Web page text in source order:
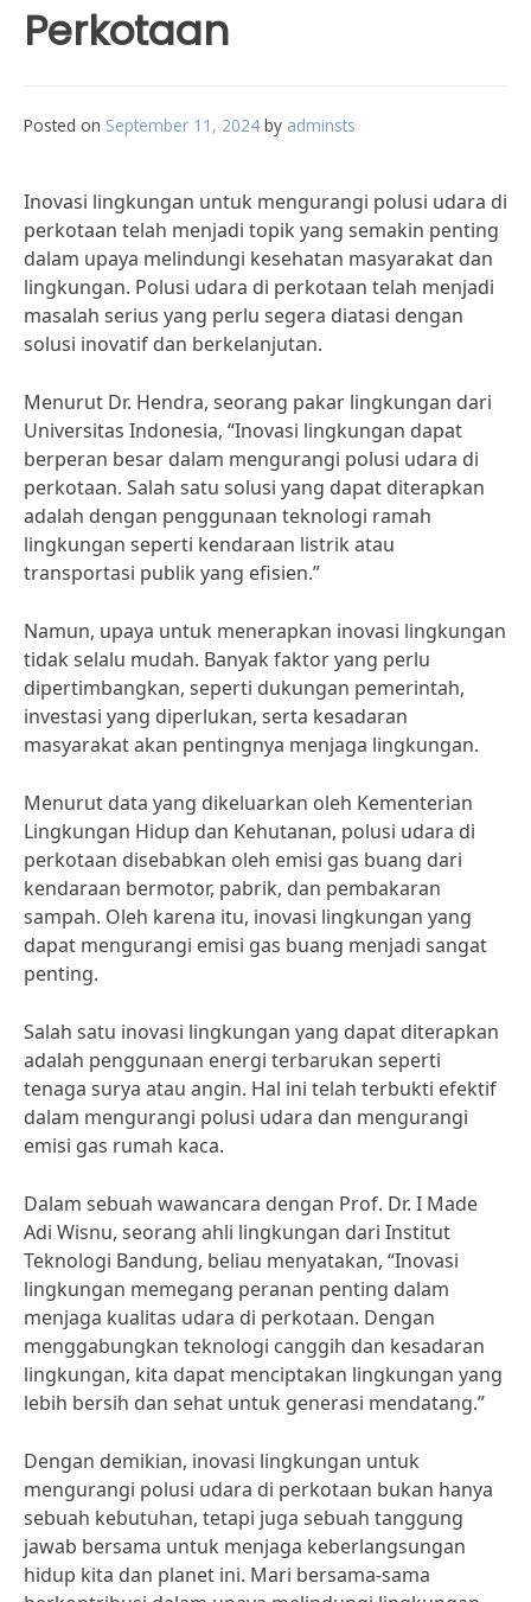
Perkotaan
Posted on September 11, 2024 by adminsts
Inovasi lingkungan untuk mengurangi polusi udara di
perkotaan telah menjadi topik yang semakin penting
dalam upaya melindungi kesehatan masyarakat dan
lingkungan. Polusi udara di perkotaan telah menjadi
masalah serius yang perlu segera diatasi dengan
solusi inovatif dan berkelanjutan.
Menurut Dr. Hendra, seorang pakar lingkungan dari
Universitas Indonesia, “Inovasi lingkungan dapat
berperan besar dalam mengurangi polusi udara di
perkotaan. Salah satu solusi yang dapat diterapkan
adalah dengan penggunaan teknologi ramah
lingkungan seperti kendaraan listrik atau
transportasi publik yang efisien.”
Namun, upaya untuk menerapkan inovasi lingkungan
tidak selalu mudah. Banyak faktor yang perlu
dipertimbangkan, seperti dukungan pemerintah,
investasi yang diperlukan, serta kesadaran
masyarakat akan pentingnya menjaga lingkungan.
Menurut data yang dikeluarkan oleh Kementerian
Lingkungan Hidup dan Kehutanan, polusi udara di
perkotaan disebabkan oleh emisi gas buang dari
kendaraan bermotor, pabrik, dan pembakaran
sampah. Oleh karena itu, inovasi lingkungan yang
dapat mengurangi emisi gas buang menjadi sangat
penting.
Salah satu inovasi lingkungan yang dapat diterapkan
adalah penggunaan energi terbarukan seperti
tenaga surya atau angin. Hal ini telah terbukti efektif
dalam mengurangi polusi udara dan mengurangi
emisi gas rumah kaca.
Dalam sebuah wawancara dengan Prof. Dr. I Made
Adi Wisnu, seorang ahli lingkungan dari Institut
Teknologi Bandung, beliau menyatakan, “Inovasi
lingkungan memegang peranan penting dalam
menjaga kualitas udara di perkotaan. Dengan
menggabungkan teknologi canggih dan kesadaran
lingkungan, kita dapat menciptakan lingkungan yang
lebih bersih dan sehat untuk generasi mendatang.”
Dengan demikian, inovasi lingkungan untuk
mengurangi polusi udara di perkotaan bukan hanya
sebuah kebutuhan, tetapi juga sebuah tanggung
jawab bersama untuk menjaga keberlangsungan
hidup kita dan planet ini. Mari bersama-sama